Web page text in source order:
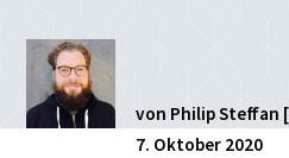
von Philip Steffan
7. Oktober 2020